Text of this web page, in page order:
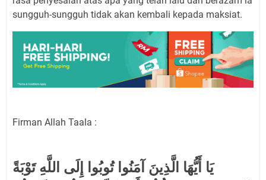
sungguh-sungguh tidak akan kembali kepada maksiat.
Firman Allah Taala :
يَا أَيُّهَا الَّذِينَ آمَنُوا تُوبُوا إِلَى اللَّهِ تَوْبَةً